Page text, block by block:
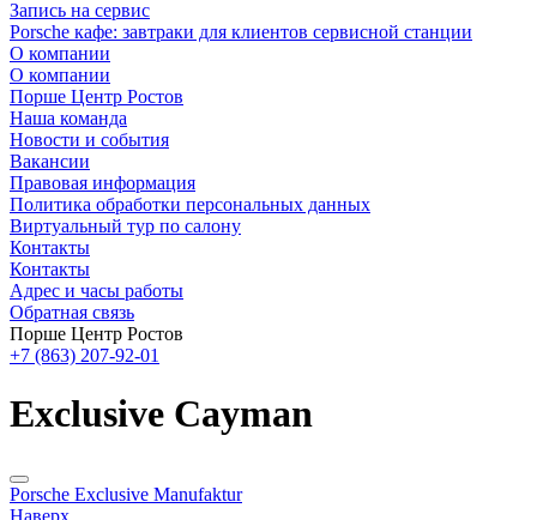
Запись на сервис
Porsche кафе: завтраки для клиентов сервисной станции
О компании
О компании
Порше Центр Ростов
Наша команда
Новости и события
Вакансии
Правовая информация
Политика обработки персональных данных
Виртуальный тур по салону
Контакты
Контакты
Адрес и часы работы
Обратная связь
Порше Центр Ростов
+7 (863) 207-92-01
Exclusive Cayman
Porsche Exclusive Manufaktur
Наверх